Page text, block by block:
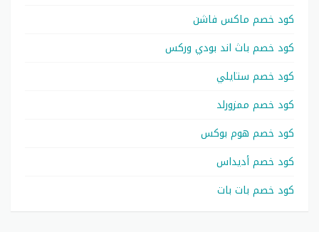
كود خصم ماكس فاشن
كود خصم باث اند بودي وركس
كود خصم ستايلي
كود خصم ممزورلد
كود خصم هوم بوكس
كود خصم أديداس
كود خصم بات بات